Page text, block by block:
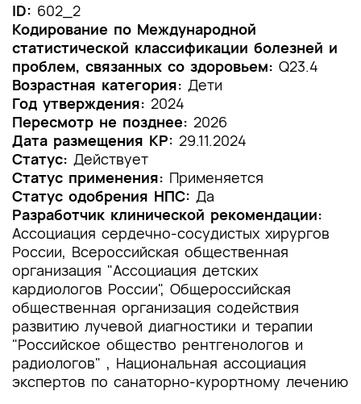
1. Краткая информация по заболеванию или
состоянию (группы заболеваний или
состояний)
1.1 Определение заболевания или состояния
(группы заболеваний или состояний)
1.2 Этиология и патогенез заболевания или
состояния (группы заболеваний или
состояний)
1.3 Эпидемиология заболевания или состояния
(группы заболеваний или состояний)
1.4 Особенности кодирования заболевания или
состояния (группы заболеваний или
состояний) по Международной
статистической классификации болезней и
проблем, связанных со здоровьем
1.5 Классификация заболевания или состояния
(группы заболеваний или состояний)
ID: 602_2
Кодирование по Международной
статистической классификации болезней и
проблем, связанных со здоровьем: Q23.4
Возрастная категория: Дети
Год утверждения: 2024
Пересмотр не позднее: 2026
Дата размещения КР: 29.11.2024
Статус: Действует
Статус применения: Применяется
Статус одобрения НПС: Да
Разработчик клинической рекомендации:
Ассоциация сердечно-сосудистых хирургов
России, Всероссийская общественная
организация "Ассоциация детских
кардиологов России", Общероссийская
общественная организация содействия
развитию лучевой диагностики и терапии
"Российское общество рентгенологов и
радиологов" , Национальная ассоциация
экспертов по санаторно-курортному лечению